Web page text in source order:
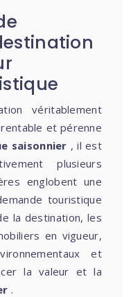
véritablement
rentable et pérenne
saisonnier , il est
plusieurs
englobent une
touristique
la destination, les
en vigueur,
et
la valeur et la
.